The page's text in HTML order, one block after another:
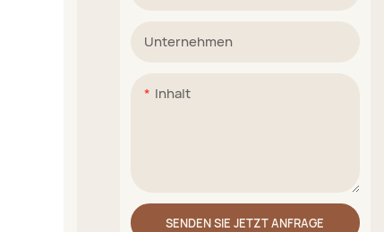
Unternehmen
Inhalt
SENDEN SIE JETZT ANFRAGE